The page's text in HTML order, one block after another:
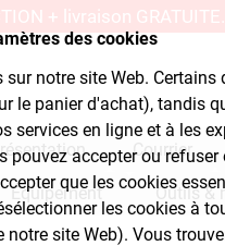
des cookies
notre site Web. Certains
le panier d'achat), tandis
services en ligne et à les
pouvez accepter ou refuser
que les cookies
les cookies à
notre site Web). Vous
+ livraison GRATUITE.
Courrier
Équipement Outils &